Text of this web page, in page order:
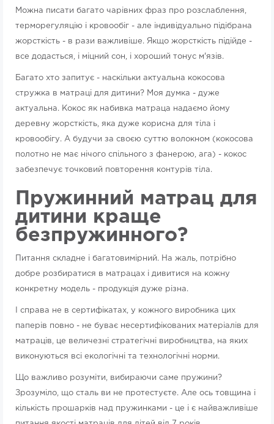
Можна писати багато чарівних фраз про розслаблення,
терморегуляцію і кровообіг - але індивідуально підібрана
жорсткість - в рази важливіше. Якщо жорсткість підійде -
все додасться, і міцний сон, і хороший тонус м'язів.
Багато хто запитує - наскільки актуальна кокосова
стружка в матраці для дитини? Моя думка - дуже
актуальна. Кокос як набивка матраца надаємо йому
деревну жорсткість, яка дуже корисна для тіла і
кровообігу. А будучи за своєю суттю волокном (кокосова
полотно не має нічого спільного з фанерою, ага) - кокос
забезпечує точковий повторення контурів тіла.
Пружинний матрац для
дитини краще
безпружинного?
Питання складне і багатовимірний. На жаль, потрібно
добре розбиратися в матрацах і дивитися на кожну
конкретну модель - продукція дуже різна.
І справа не в сертифікатах, у кожного виробника цих
паперів повно - не буває несертифікованих матеріалів для
матраців, це величезні стратегічні виробництва, на яких
виконуються всі екологічні та технологічні норми.
Що важливо розуміти, вибираючи саме пружини?
Зрозуміло, що сталь ви не протестуєте. Але ось товщина і
кількість прошарків над пружинками - це і є найважливіше